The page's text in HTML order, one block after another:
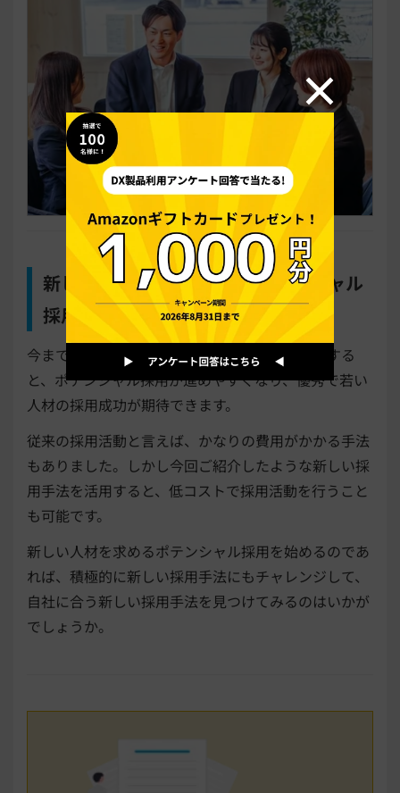
新しい採用手法を活用してポテンシャル
採用を成功させましょう
今まで試して来なかった新しい採用手法を活用する
と、ポテンシャル採用が進めやすくなり、優秀で若い
人材の採用成功が期待できます。
従来の採用活動と言えば、かなりの費用がかかる手法
もありました。しかし今回ご紹介したような新しい採
用手法を活用すると、低コストで採用活動を行うこと
も可能です。
新しい人材を求めるポテンシャル採用を始めるのであ
れば、積極的に新しい採用手法にもチャレンジして、
自社に合う新しい採用手法を見つけてみるのはいかが
でしょうか。